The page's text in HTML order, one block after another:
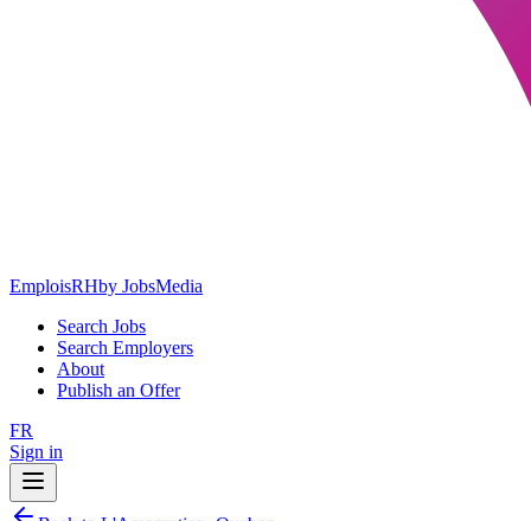
EmploisRHby JobsMedia
Search Jobs
Search Employers
About
Publish an Offer
FR
Sign in